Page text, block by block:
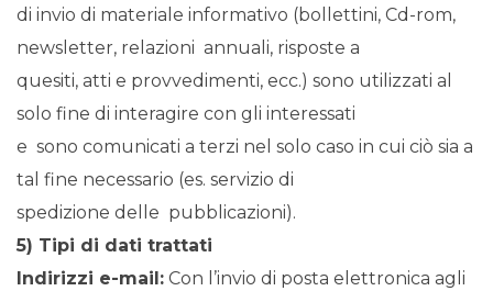
di invio di materiale informativo (bollettini, Cd-rom,
newsletter, relazioni annuali, risposte a
quesiti, atti e provvedimenti, ecc.) sono utilizzati al
solo fine di interagire con gli interessati
e sono comunicati a terzi nel solo caso in cui ciò sia a
tal fine necessario (es. servizio di
spedizione delle pubblicazioni).
5) Tipi di dati trattati
Indirizzi e-mail: Con l’invio di posta elettronica agli